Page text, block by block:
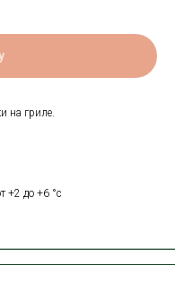
на гриле.
+2 до +6 °с